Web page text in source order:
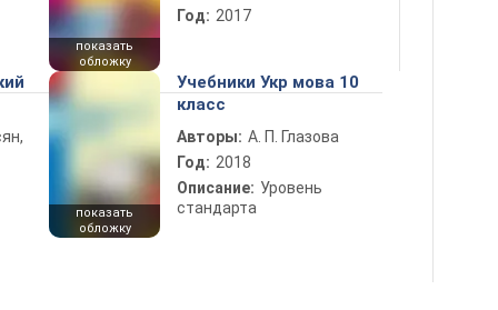
показать
обложку
Год: 2017
показать
обложку
Учебники Укр мова 10
класс
Авторы: А. П. Глазова
Год: 2018
Описание: Уровень
стандарта